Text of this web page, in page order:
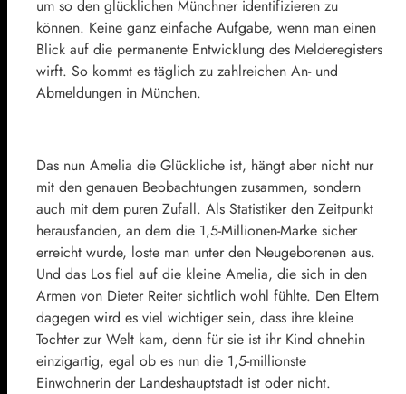
um so den glücklichen Münchner identifizieren zu
können. Keine ganz einfache Aufgabe, wenn man einen
Blick auf die permanente Entwicklung des Melderegisters
wirft. So kommt es täglich zu zahlreichen An- und
Abmeldungen in München.
Das nun Amelia die Glückliche ist, hängt aber nicht nur
mit den genauen Beobachtungen zusammen, sondern
auch mit dem puren Zufall. Als Statistiker den Zeitpunkt
herausfanden, an dem die 1,5-Millionen-Marke sicher
erreicht wurde, loste man unter den Neugeborenen aus.
Und das Los fiel auf die kleine Amelia, die sich in den
Armen von Dieter Reiter sichtlich wohl fühlte. Den Eltern
dagegen wird es viel wichtiger sein, dass ihre kleine
Tochter zur Welt kam, denn für sie ist ihr Kind ohnehin
einzigartig, egal ob es nun die 1,5-millionste
Einwohnerin der Landeshauptstadt ist oder nicht.